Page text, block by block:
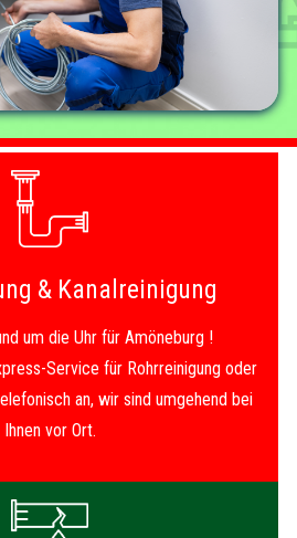
& Kanalreinigung
um die Uhr für Amöneburg !
Service für Rohrreinigung oder
an, wir sind umgehend bei
Ihnen vor Ort.